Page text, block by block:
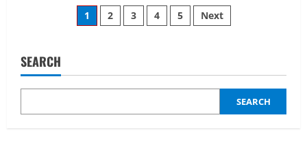
अग्रसेन जंयती
समारोह
साथ
समापन
Posts
1 2 3 4 5 Next
SEARCH
SEARCH